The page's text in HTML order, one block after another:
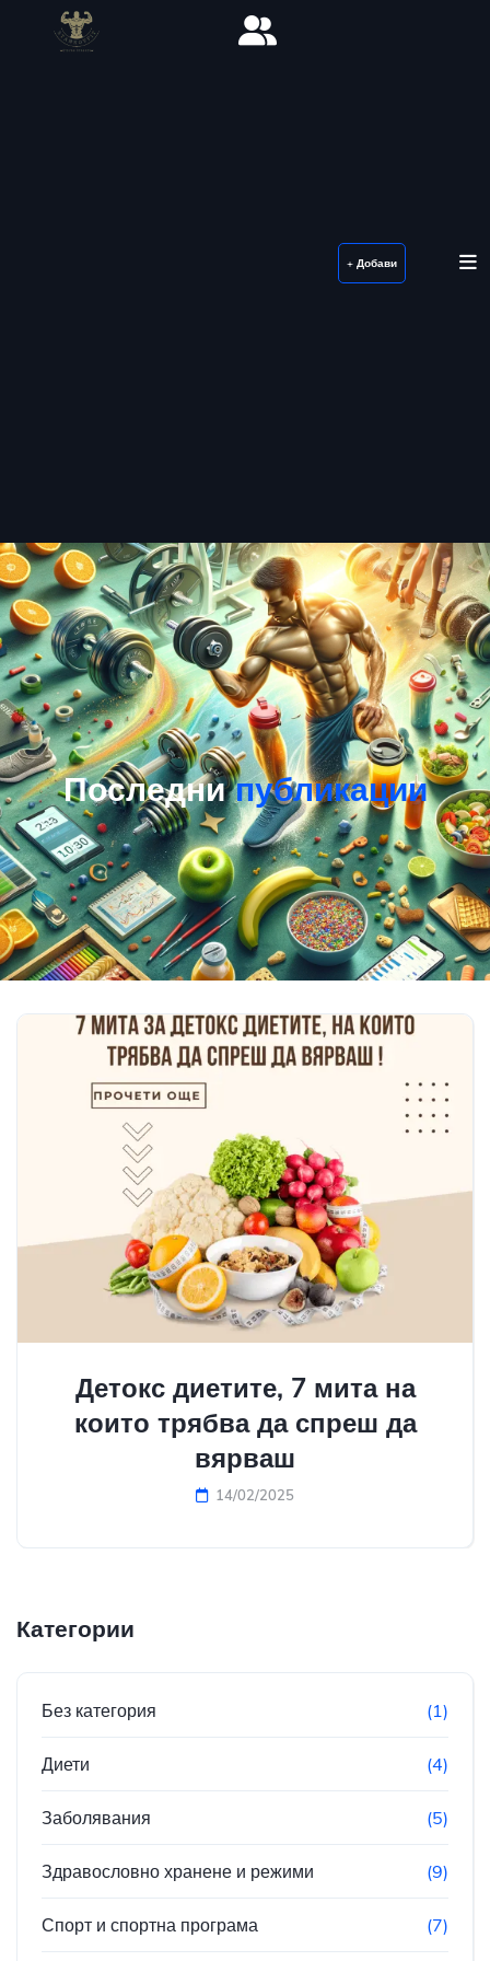
+ Добави
Последнипубликации
Детокс диетите, 7 мита на
които трябва да спреш да
вярваш
14/02/2025
Категории
Без категория (1)
Диети (4)
Заболявания (5)
Здравословно хранене и режими (9)
Спорт и спортна програма (7)